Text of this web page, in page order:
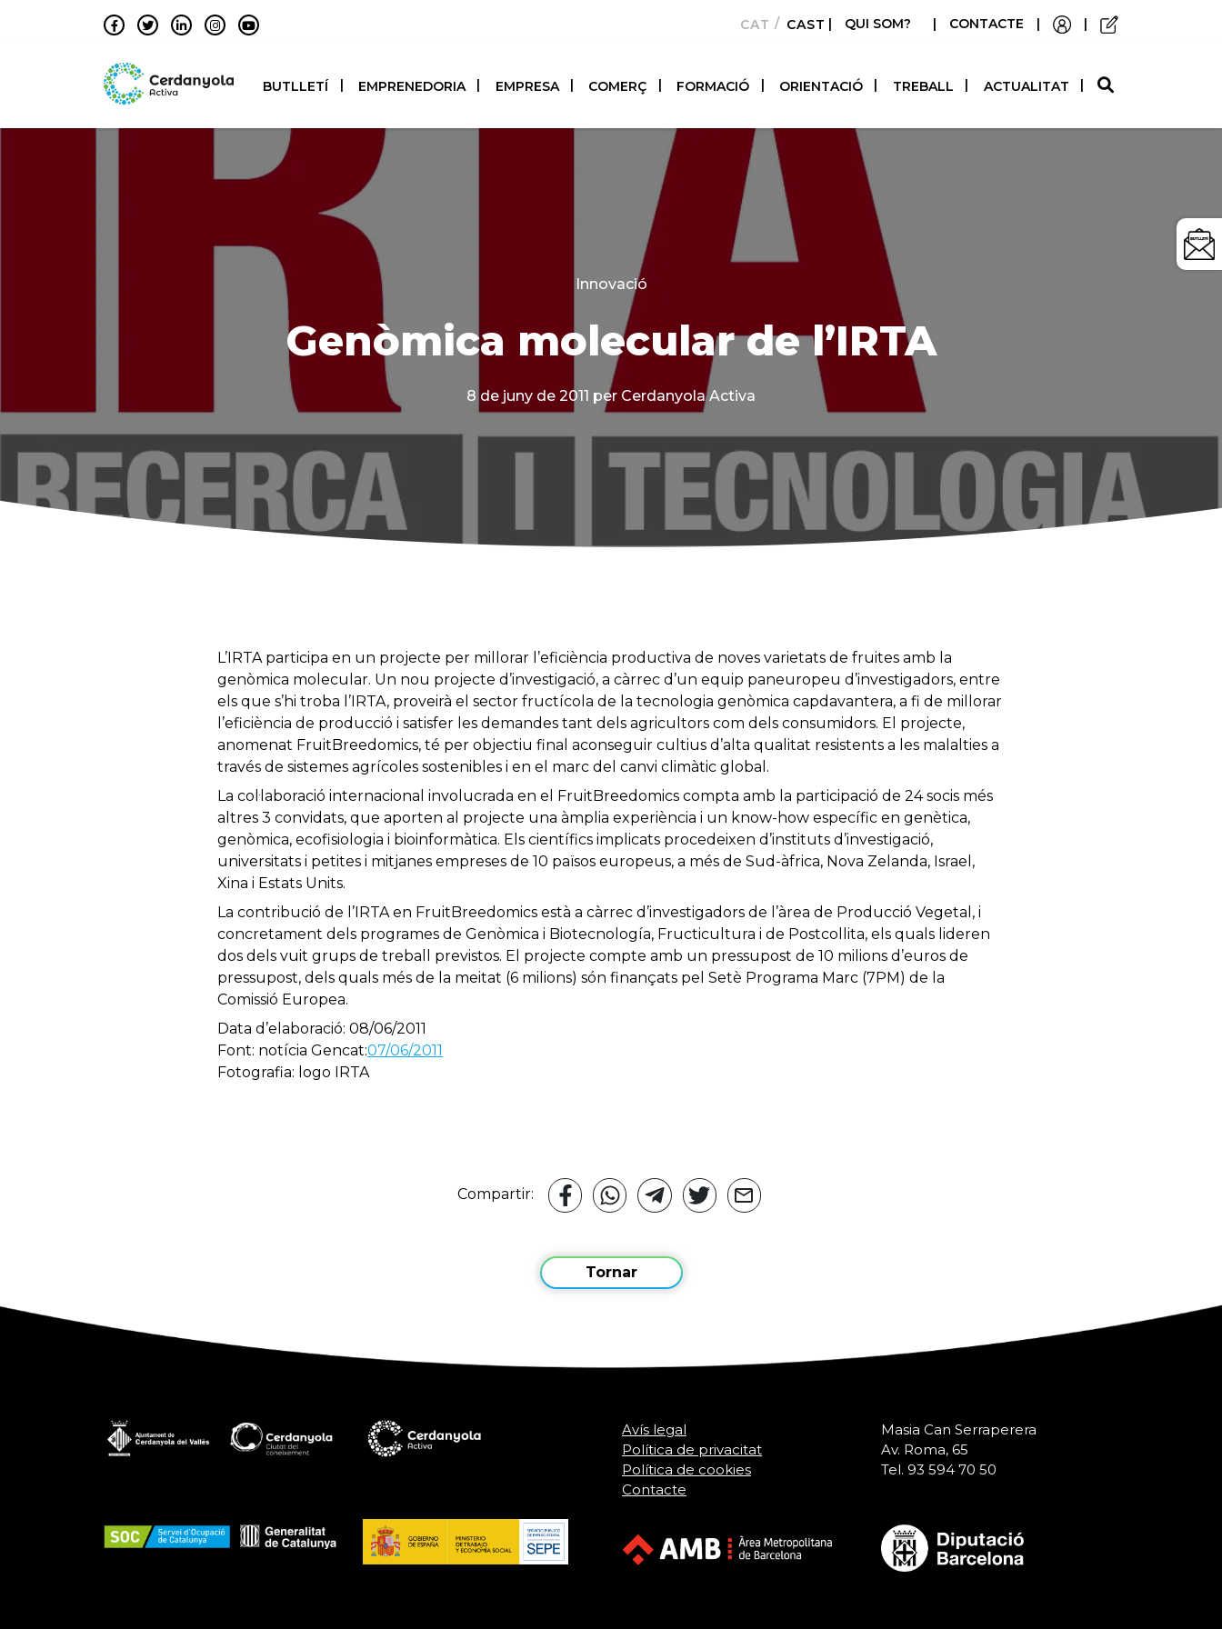
CATALÀCASTELLANO
| QUI SOM? | CONTACTE | |
BUTLLETÍ EMPRENEDORIA EMPRESA COMERÇ FORMACIÓ ORIENTACIÓ TREBALL ACTUALITAT
Categories
Innovació
Genòmica molecular de l’IRTA
8 de juny de 2011 per Cerdanyola Activa
L’IRTA participa en un projecte per millorar l’eficiència productiva de noves varietats de fruites amb la
genòmica molecular. Un nou projecte d’investigació, a càrrec d’un equip paneuropeu d’investigadors, entre
els que s’hi troba l’IRTA, proveirà el sector fructícola de la tecnologia genòmica capdavantera, a fi de millorar
l’eficiència de producció i satisfer les demandes tant dels agricultors com dels consumidors. El projecte,
anomenat FruitBreedomics, té per objectiu final aconseguir cultius d’alta qualitat resistents a les malalties a
través de sistemes agrícoles sostenibles i en el marc del canvi climàtic global.
La col·laboració internacional involucrada en el FruitBreedomics compta amb la participació de 24 socis més
altres 3 convidats, que aporten al projecte una àmplia experiència i un know-how específic en genètica,
genòmica, ecofisiologia i bioinformàtica. Els científics implicats procedeixen d’instituts d’investigació,
universitats i petites i mitjanes empreses de 10 països europeus, a més de Sud-àfrica, Nova Zelanda, Israel,
Xina i Estats Units.
La contribució de l’IRTA en FruitBreedomics està a càrrec d’investigadors de l’àrea de Producció Vegetal, i
concretament dels programes de Genòmica i Biotecnología, Fructicultura i de Postcollita, els quals lideren
dos dels vuit grups de treball previstos. El projecte compte amb un pressupost de 10 milions d’euros de
pressupost, dels quals més de la meitat (6 milions) són finançats pel Setè Programa Marc (7PM) de la
Comissió Europea.
Data d’elaboració: 08/06/2011
Font: notícia Gencat:07/06/2011
Fotografia: logo IRTA
Compartir:
Tornar
Avís legal
Política de privacitat
Política de cookies
Contacte
Masia Can Serraperera
Av. Roma, 65
Tel. 93 594 70 50